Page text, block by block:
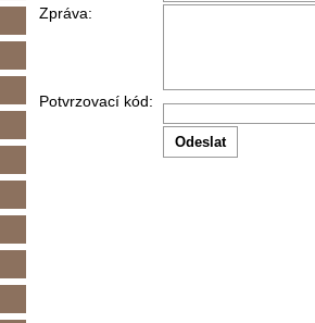
Zpráva:
Potvrzovací kód: